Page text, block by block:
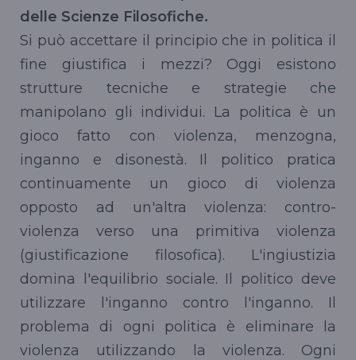
delle Scienze Filosofiche.
Si può accettare il principio che in politica il
fine giustifica i mezzi? Oggi esistono
strutture tecniche e strategie che
manipolano gli individui. La politica è un
gioco fatto con violenza, menzogna,
inganno e disonestà. Il politico pratica
continuamente un gioco di violenza
opposto ad un'altra violenza: contro-
violenza verso una primitiva violenza
(giustificazione filosofica). L'ingiustizia
domina l'equilibrio sociale. Il politico deve
utilizzare l'inganno contro l'inganno. Il
problema di ogni politica è eliminare la
violenza utilizzando la violenza. Ogni